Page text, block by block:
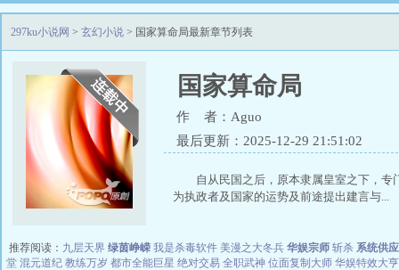
297ku小说网 > 玄幻小说 > 国家算命局最新章节列表
国家算命局
作 者：Aguo
最后更新：2025-12-29 21:51:02
自从民国之后，原本隶属皇室之下，
为执政者及国家的运势及前途提出建言与...
推荐阅读： 九层天界 绿茵峥嵘 我是杀毒软件 美漫之大冬兵 华娱宗师 斩杀 系统供
堂 混元道纪 教练万岁 都市全能巨星 绝对交易 全职武神 位面复制大师 华娱特效大亨